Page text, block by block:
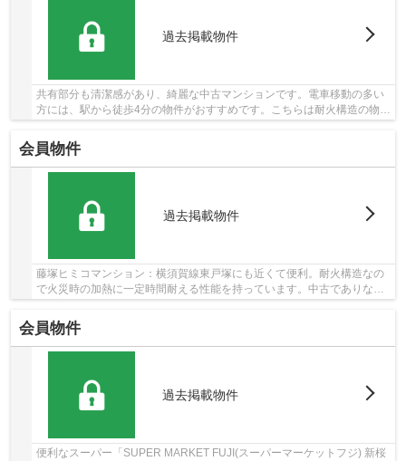
過去掲載物件
共有部分も清潔感があり、綺麗な中古マンションです。電車移動の多い
方には、駅から徒歩4分の物件がおすすめです。こちらは耐火構造の物件
会員物件
過去掲載物件
藤塚ヒミコマンション：横須賀線東戸塚にも近くて便利。耐火構造なの
で火災時の加熱に一定時間耐える性能を持っています。中古でありなが
会員物件
過去掲載物件
便利なスーパー「SUPER MARKET FUJI(スーパーマーケットフジ) 新桜